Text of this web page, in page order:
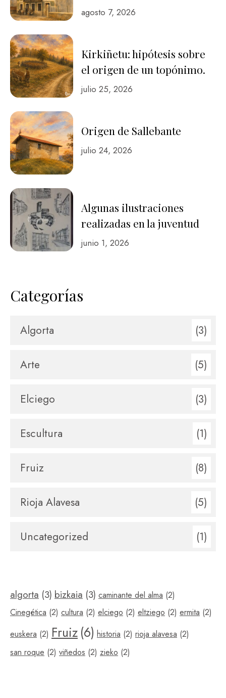
agosto 7, 2026
Kirkiñetu: hipótesis sobre
el origen de un topónimo.
julio 25, 2026
Origen de Sallebante
julio 24, 2026
Algunas ilustraciones
realizadas en la juventud
junio 1, 2026
Categorías
Algorta (3)
Arte (5)
Elciego (3)
Escultura (1)
Fruiz (8)
Rioja Alavesa (5)
Uncategorized (1)
algorta (3) bizkaia (3) caminante del alma (2)
Cinegética (2) cultura (2) elciego (2) eltziego (2) ermita (2)
euskera (2) Fruiz(6) historia (2) rioja alavesa (2)
san roque (2) viñedos (2) zieko (2)